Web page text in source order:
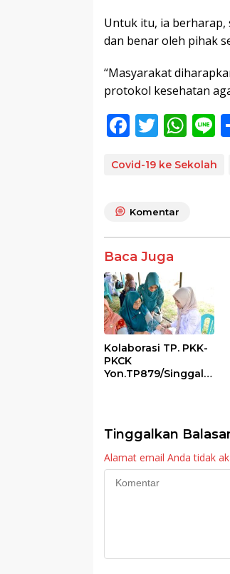
Untuk itu, ia berharap,
dan benar oleh pihak
“Masyarakat
protokol kesehatan
F
e
o
o
k
T
itt
W
at
p
e
Covid-19 ke Sekolah
Komentar
Baca Juga
Kolaborasi TP. PKK-
PKCK
Yon.TP879/Singgala
Tinggalkan
Alamat email Anda tidak